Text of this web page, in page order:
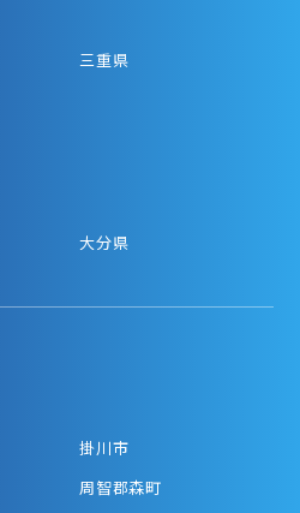
三重県
大分県
掛川市
周智郡森町